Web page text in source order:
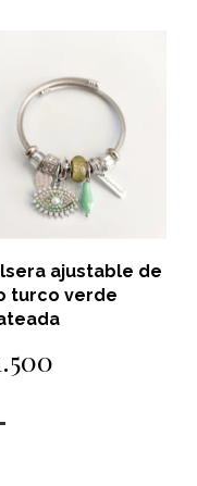
ajustable de
turco verde